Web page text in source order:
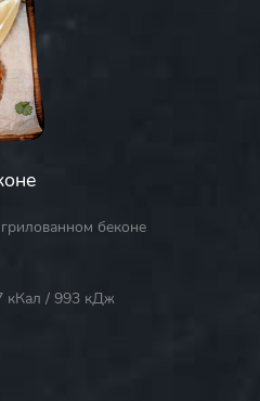
беконе
кКал / 993 кДж